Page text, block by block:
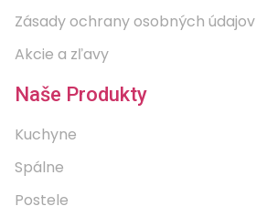
Zásady ochrany osobných údajov
Akcie a zľavy
Naše Produkty
Kuchyne
Spálne
Postele